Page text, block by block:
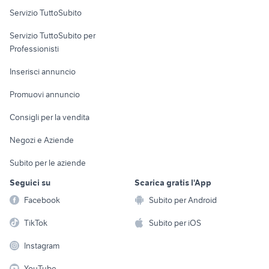
Informatica
Console e
Fotografia
Telefonia
Biciclette
Servizio TuttoSubito
Servizio TuttoSubito per
Professionisti
Inserisci annuncio
Promuovi annuncio
Consigli per la vendita
Negozi e Aziende
Subito per le aziende
Seguici su
Facebook
TikTok
Instagram
Scarica gratis l'App
Subito per Android
Subito per iOS